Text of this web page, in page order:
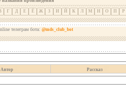
Г Д Е Ё Ж З И Й К Л М Н О П Р
телеграм бота: @mds_club_bot
Автор Рассказ